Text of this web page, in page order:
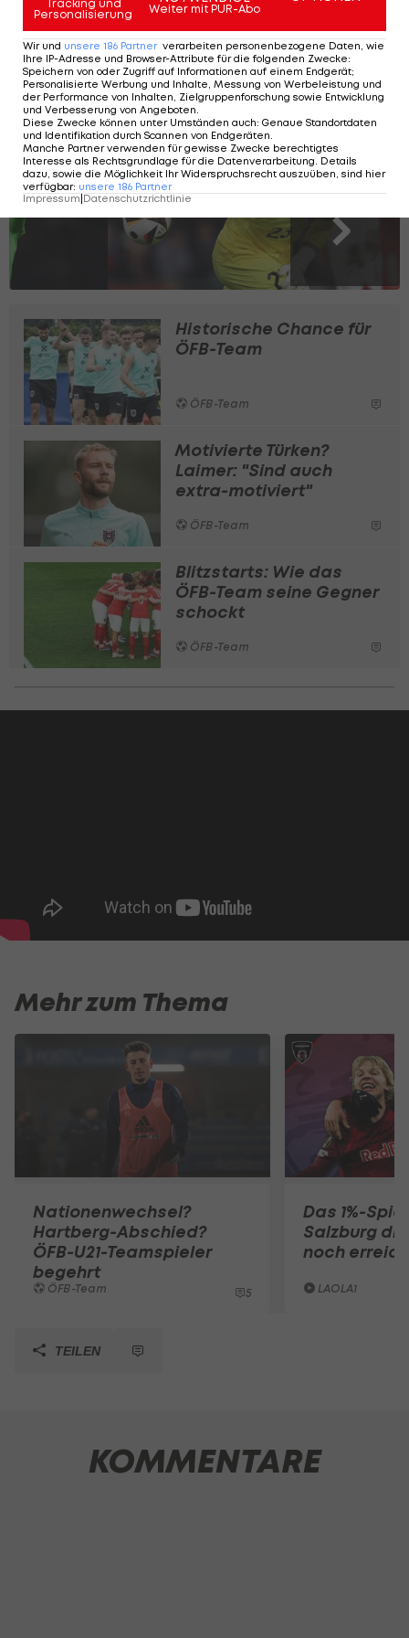
liest du hier>>>
Das ist der finale Türkei-Kader für die
EURO
SLIDESHOW
STARTEN
Historische Chance für
ÖFB-Team
ÖFB-Team
Motivierte Türken?
Laimer: "Sind auch
extra-motiviert"
ÖFB-Team
Blitzstarts: Wie das
ÖFB-Team seine Gegner
schockt
ÖFB-Team
Mehr zum Thema
Nationenwechsel?
Hartberg-Abschied?
ÖFB-U21-Teamspieler
begehrt
ÖFB-Team 5
Das 1%-
Salzburg
noch
LAOLA1
TEILEN
KOMMENTARE
Tracking und
Personalisierung
Weiter mit PUR-Abo
Wir und unsere 186 Partner verarbeiten personenbezogene Daten, wie
Ihre IP-Adresse und Browser-Attribute für die folgenden Zwecke:
Speichern von oder Zugriff auf Informationen auf einem Endgerät;
Personalisierte Werbung und Inhalte, Messung von Werbeleistung und
der Performance von Inhalten, Zielgruppenforschung sowie Entwicklung
und Verbesserung von Angeboten
Diese Zwecke können unter Umständen auch: Genaue Standortdaten
und Identifikation durch Scannen von Endgeräten
Manche Partner verwenden für gewisse Zwecke berechtigtes
Interesse als Rechtsgrundlage für die Datenverarbeitung. Details
dazu, sowie die Möglichkeit Ihr Widerspruchsrecht auszuüben, sind hier
verfügbar: unsere 186 Partner
Impressum|Datenschutzrichtlinie